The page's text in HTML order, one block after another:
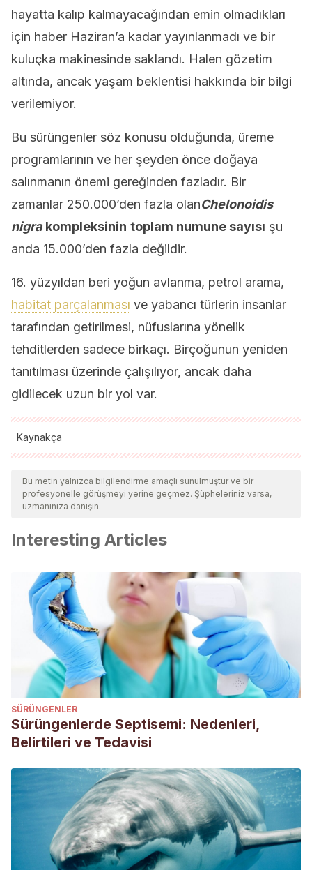
hayatta kalıp kalmayacağından emin olmadıkları
için haber Haziran’a kadar yayınlanmadı ve bir
kuluçka makinesinde saklandı. Halen gözetim
altında, ancak yaşam beklentisi hakkında bir bilgi
verilemiyor.
Bu sürüngenler söz konusu olduğunda, üreme
programlarının ve her şeyden önce doğaya
salınmanın önemi gereğinden fazladır. Bir
zamanlar 250.000’den fazla olanChelonoidis
nigra kompleksinin toplam numune sayısı şu
anda 15.000’den fazla değildir.
16. yüzyıldan beri yoğun avlanma, petrol arama,
habitat parçalanması ve yabancı türlerin insanlar
tarafından getirilmesi, nüfuslarına yönelik
tehditlerden sadece birkaçı. Birçoğunun yeniden
tanıtılması üzerinde çalışılıyor, ancak daha
gidilecek uzun bir yol var.
Kaynakça
Tüm alıntı yapılan kaynaklar, kalitelerini, güvenilirliklerini,
güncelliklerini ve geçerliliklerini sağlamak için ekibimiz
tarafından derinlemesine incelendi. Bu makalenin bibliyografisi
kabul edildi.
Chelonoidis nigra (nigra). (s. f.). Animal Diversity Web.
Recuperado 6 de julio de 2022, de
https://animaldiversity.org/accounts/Chelonoidis_nigra/
van Dijk, PP, Rhodin, AGJ, Cayot, LJ y Caccone,
A. 2017.Chelonoidis niger
La Lista Roja de Especies
Amenazadas de la UICN
2017:
e.T9023A3149101.
https://dx.doi.org/10.2305/IUCN.UK.2017-
3.RLTS.T9023A3149101.en. Consultado el 06 de julio de
2022 .
Bu metin yalnızca bilgilendirme amaçlı sunulmuştur ve bir
profesyonelle görüşmeyi yerine geçmez. Şüpheleriniz varsa,
uzmanınıza danışın.
Interesting Articles
SÜRÜNGENLER
Sürüngenlerde Septisemi: Nedenleri,
Belirtileri ve Tedavisi